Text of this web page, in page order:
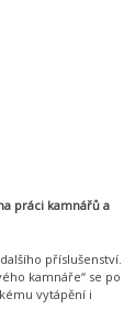
práci kamnářů a
příslušenství.
kamnáře“ se po
vytápění i